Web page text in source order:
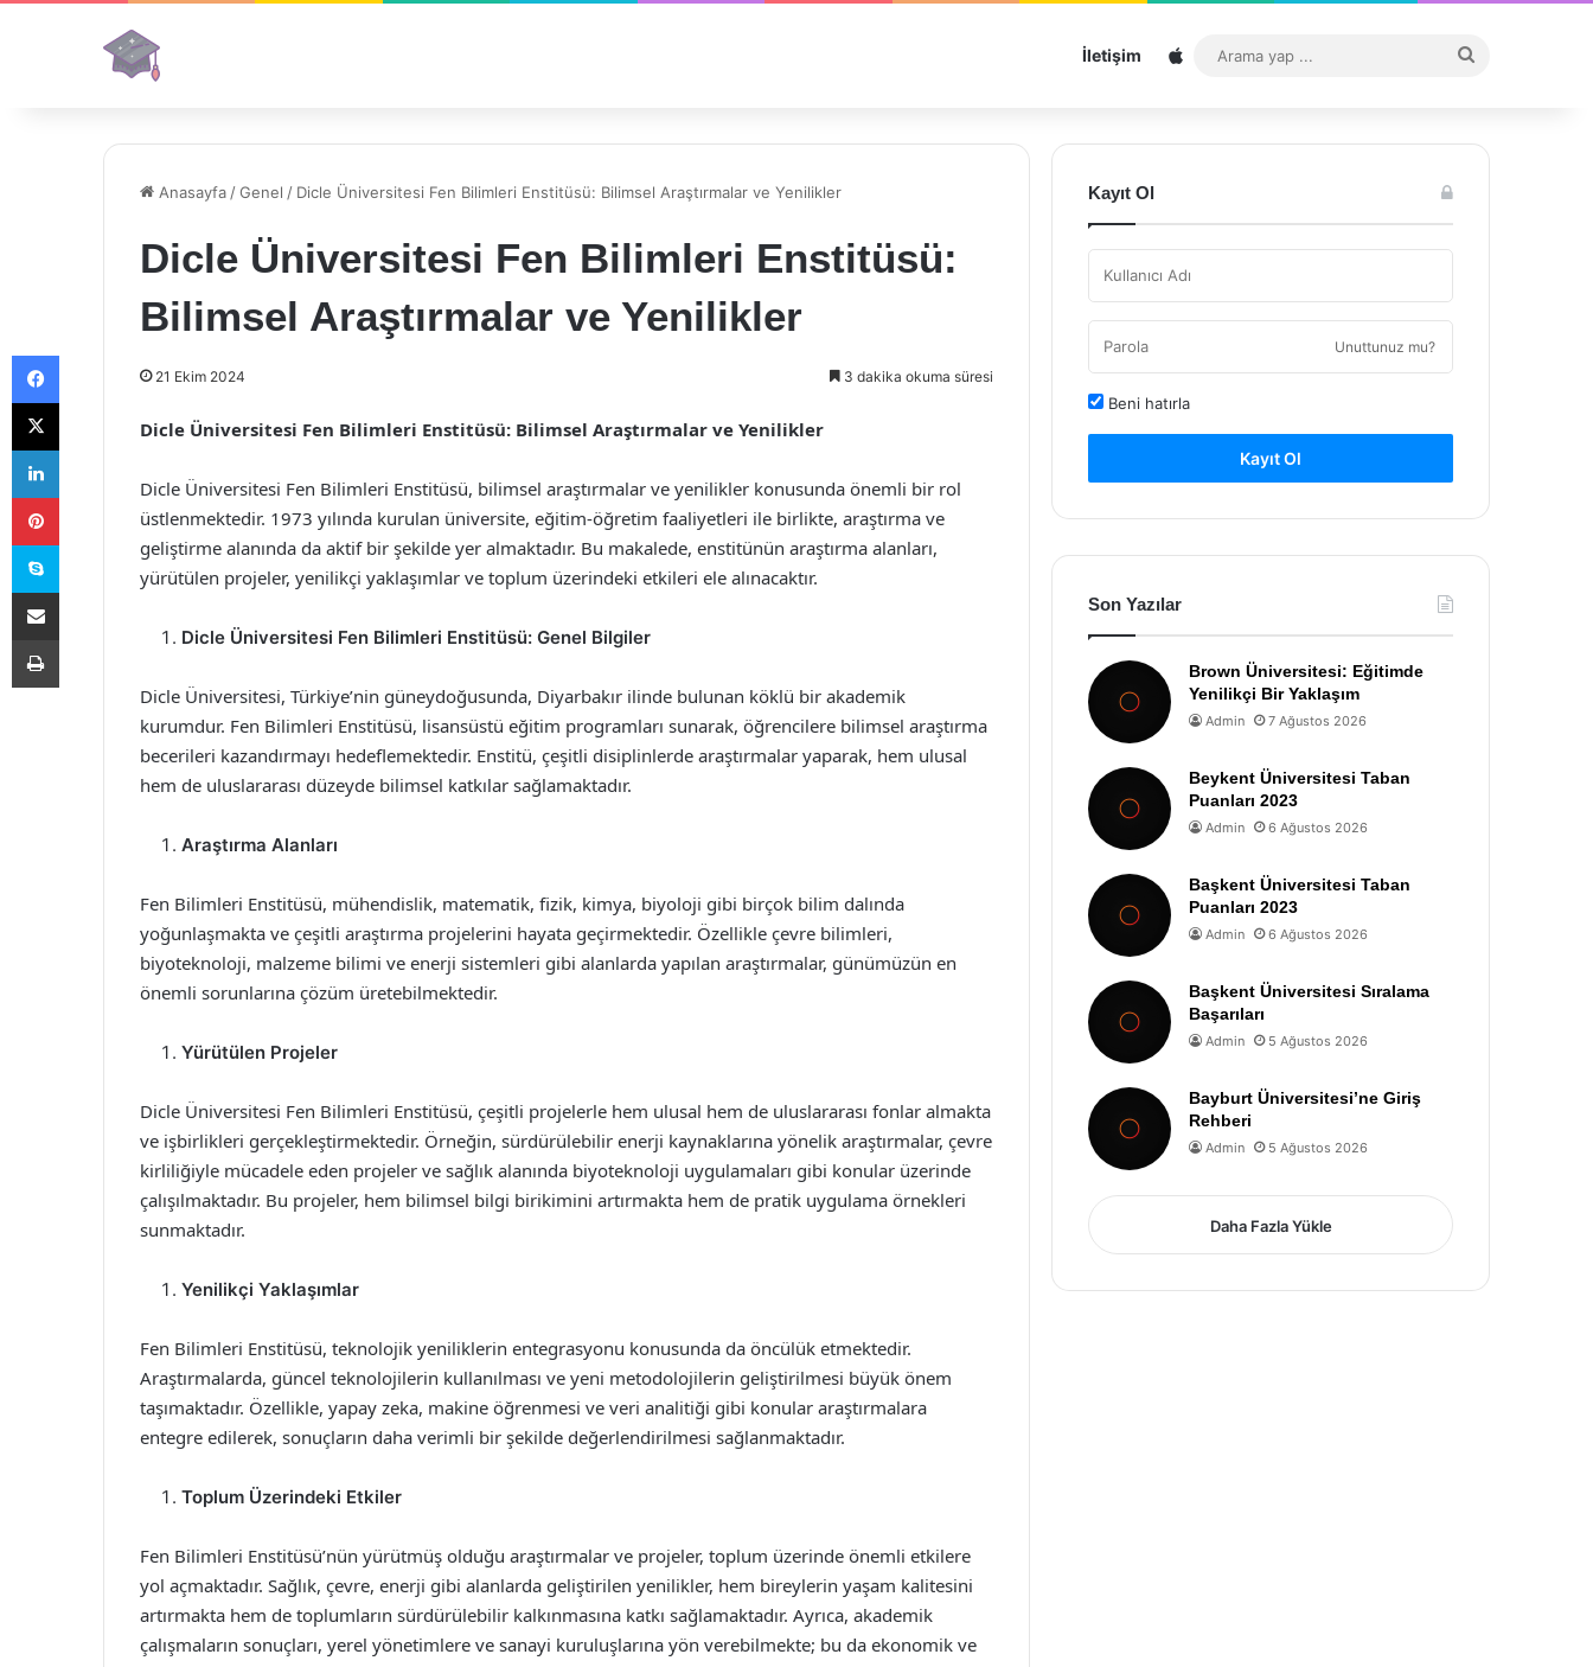
İletişim Sitemap
...
Anasayfa /Genel / Dicle Üniversitesi Fen Bilimleri Enstitüsü: Bilimsel Araştırmalar ve Yenilikler
Dicle Üniversitesi Fen Bilimleri Enstitüsü:
Bilimsel Araştırmalar ve Yenilikler
21 Ekim 2024 3 dakika okuma süresi
Dicle Üniversitesi Fen Bilimleri Enstitüsü: Bilimsel Araştırmalar ve Yenilikler
Dicle Üniversitesi Fen Bilimleri Enstitüsü, bilimsel araştırmalar ve yenilikler konusunda önemli bir rol
üstlenmektedir. 1973 yılında kurulan üniversite, eğitim-öğretim faaliyetleri ile birlikte, araştırma ve
geliştirme alanında da aktif bir şekilde yer almaktadır. Bu makalede, enstitünün araştırma alanları,
yürütülen projeler, yenilikçi yaklaşımlar ve toplum üzerindeki etkileri ele alınacaktır.
Dicle Üniversitesi Fen Bilimleri Enstitüsü: Genel Bilgiler
Dicle Üniversitesi, Türkiye’nin güneydoğusunda, Diyarbakır ilinde bulunan köklü bir akademik
kurumdur. Fen Bilimleri Enstitüsü, lisansüstü eğitim programları sunarak, öğrencilere bilimsel araştırma
becerileri kazandırmayı hedeflemektedir. Enstitü, çeşitli disiplinlerde araştırmalar yaparak, hem ulusal
hem de uluslararası düzeyde bilimsel katkılar sağlamaktadır.
Araştırma Alanları
Fen Bilimleri Enstitüsü, mühendislik, matematik, fizik, kimya, biyoloji gibi birçok bilim dalında
yoğunlaşmakta ve çeşitli araştırma projelerini hayata geçirmektedir. Özellikle çevre bilimleri,
biyoteknoloji, malzeme bilimi ve enerji sistemleri gibi alanlarda yapılan araştırmalar, günümüzün en
önemli sorunlarına çözüm üretebilmektedir.
Yürütülen Projeler
Dicle Üniversitesi Fen Bilimleri Enstitüsü, çeşitli projelerle hem ulusal hem de uluslararası fonlar almakta
ve işbirlikleri gerçekleştirmektedir. Örneğin, sürdürülebilir enerji kaynaklarına yönelik araştırmalar, çevre
kirliliğiyle mücadele eden projeler ve sağlık alanında biyoteknoloji uygulamaları gibi konular üzerinde
çalışılmaktadır. Bu projeler, hem bilimsel bilgi birikimini artırmakta hem de pratik uygulama örnekleri
sunmaktadır.
Yenilikçi Yaklaşımlar
Fen Bilimleri Enstitüsü, teknolojik yeniliklerin entegrasyonu konusunda da öncülük etmektedir.
Araştırmalarda, güncel teknolojilerin kullanılması ve yeni metodolojilerin geliştirilmesi büyük önem
taşımaktadır. Özellikle, yapay zeka, makine öğrenmesi ve veri analitiği gibi konular araştırmalara
entegre edilerek, sonuçların daha verimli bir şekilde değerlendirilmesi sağlanmaktadır.
Toplum Üzerindeki Etkiler
Fen Bilimleri Enstitüsü’nün yürütmüş olduğu araştırmalar ve projeler, toplum üzerinde önemli etkilere
yol açmaktadır. Sağlık, çevre, enerji gibi alanlarda geliştirilen yenilikler, hem bireylerin yaşam kalitesini
artırmakta hem de toplumların sürdürülebilir kalkınmasına katkı sağlamaktadır. Ayrıca, akademik
çalışmaların sonuçları, yerel yönetimlere ve sanayi kuruluşlarına yön verebilmekte; bu da ekonomik ve
Kayıt Ol
Unuttunuz mu?
Beni hatırla
Kayıt Ol
Son Yazılar
Brown Üniversitesi: Eğitimde
Yenilikçi Bir Yaklaşım
Admin 7 Ağustos 2026
Beykent Üniversitesi Taban
Puanları 2023
Admin 6 Ağustos 2026
Başkent Üniversitesi Taban
Puanları 2023
Admin 6 Ağustos 2026
Başkent Üniversitesi Sıralama
Başarıları
Admin 5 Ağustos 2026
Bayburt Üniversitesi’ne Giriş
Rehberi
Admin 5 Ağustos 2026
Daha Fazla Yükle
Facebook
X
LinkedIn
Pinterest
Skype
E-Posta ile paylaş